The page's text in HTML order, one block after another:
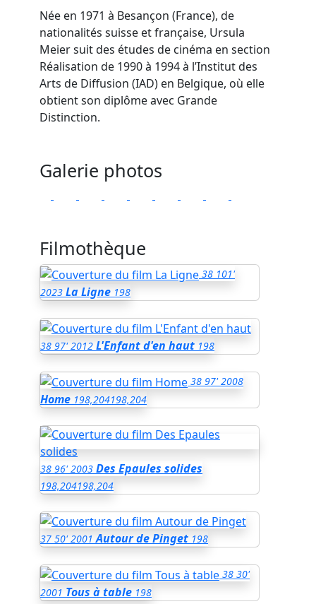
Née en 1971 à Besançon (France), de
nationalités suisse et française, Ursula
Meier suit des études de cinéma en section
Réalisation de 1990 à 1994 à l’Institut des
Arts de Diffusion (IAD) en Belgique, où elle
obtient son diplôme avec Grande
Distinction.
Galerie photos
Filmothèque
38 101'
2023 La Ligne 198
38 97' 2012 L'Enfant d'en haut 198
38 97' 2008
Home 198,204198,204
38 96' 2003 Des Epaules solides
198,204198,204
37 50' 2001 Autour de Pinget 198
38 30'
2001 Tous à table 198